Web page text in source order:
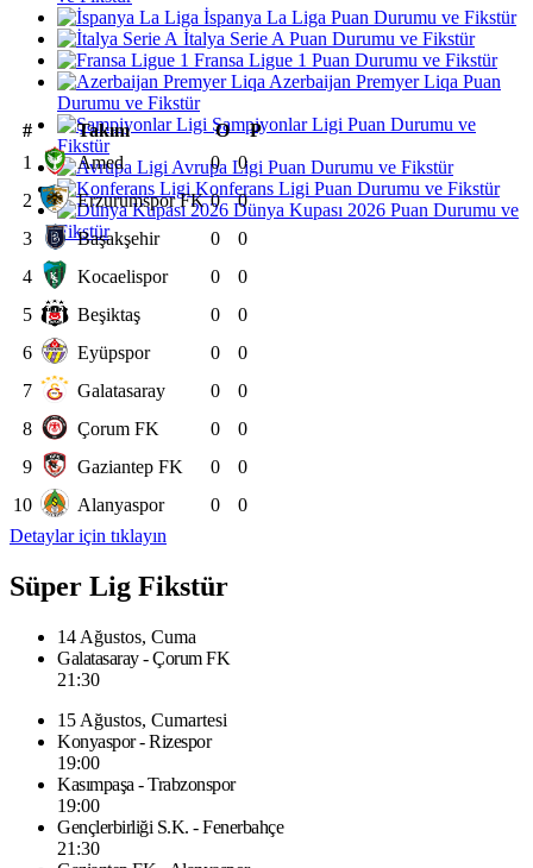
İspanya La Liga Puan Durumu ve Fikstür
İtalya Serie A Puan Durumu ve Fikstür
Fransa Ligue 1 Puan Durumu ve Fikstür
Azerbaijan Premyer Liqa Puan
Durumu ve Fikstür
Şampiyonlar Ligi Puan Durumu ve
Fikstür
Avrupa Ligi Puan Durumu ve Fikstür
Konferans Ligi Puan Durumu ve Fikstür
Dünya Kupası 2026 Puan Durumu ve
Fikstür
# Takım O
P
1
Amed 0
0
2
Erzurumspor FK 0
0
3
Başakşehir 0
0
4
Kocaelispor 0
0
5
Beşiktaş 0
0
6
Eyüpspor 0
0
7
Galatasaray 0
0
8
Çorum FK 0
0
9
Gaziantep FK 0
0
10
Alanyaspor 0
0
Detaylar için tıklayın
Süper Lig Fikstür
14 Ağustos, Cuma
Galatasaray - Çorum FK
21:30
15 Ağustos, Cumartesi
Konyaspor - Rizespor
19:00
Kasımpaşa - Trabzonspor
19:00
Gençlerbirliği S.K. - Fenerbahçe
21:30